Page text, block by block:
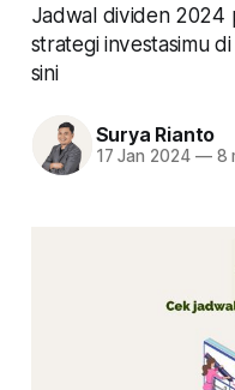
Jadwal dividen 2024
strategi investasimu
sini
Surya Rianto
17 Jan 2024 —8